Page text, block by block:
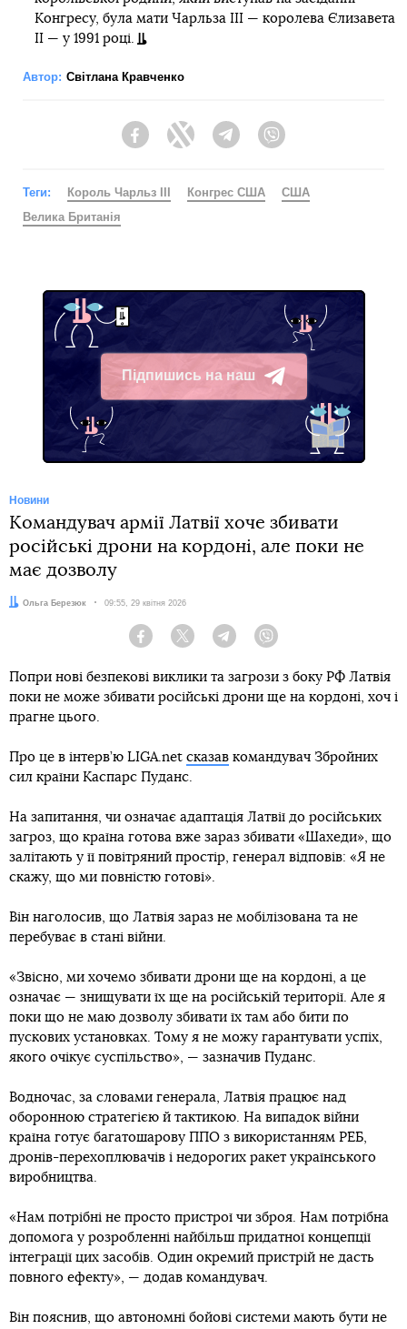
Конгресу, була мати Чарльза III — королева Єлизавета
II — у 1991 році.
Автор: Світлана Кравченко
FacebookTwitter Telegram
Теги: Король Чарльз III Конгрес США
США
Велика Британія
Підпишись на наш
Telegram
Новини
Командувач армії Латвії хоче збивати
російські дрони на кордоні, але поки не
має дозволу
Автор:
Ольга Березюк Дата:
09:55, 29 квітня 2026
Facebook Twitter Telegram
Попри нові безпекові виклики та загрози з боку РФ Латвія
поки не може збивати російські дрони ще на кордоні, хоч і
прагне цього.
Про це в інтерв’ю LIGA.net сказав командувач Збройних
сил країни Каспарс Пуданс.
На запитання, чи означає адаптація Латвії до російських
загроз, що країна готова вже зараз збивати «Шахеди», що
залітають у її повітряний простір, генерал відповів: «Я не
скажу, що ми повністю готові».
Він наголосив, що Латвія зараз не мобілізована та не
перебуває в стані війни.
«Звісно, ми хочемо збивати дрони ще на кордоні, а це
означає — знищувати їх ще на російській території. Але я
поки що не маю дозволу збивати їх там або бити по
пускових установках. Тому я не можу гарантувати успіх,
якого очікує суспільство», — зазначив Пуданс.
Водночас, за словами генерала, Латвія працює над
оборонною стратегією й тактикою. На випадок війни
країна готує багатошарову ППО з використанням РЕБ,
дронів-перехоплювачів і недорогих ракет українського
виробництва.
«Нам потрібні не просто пристрої чи зброя. Нам потрібна
допомога у розробленні найбільш придатної концепції
інтеграції цих засобів. Один окремий пристрій не дасть
повного ефекту», — додав командувач.
Він пояснив, що автономні бойові системи мають бути не